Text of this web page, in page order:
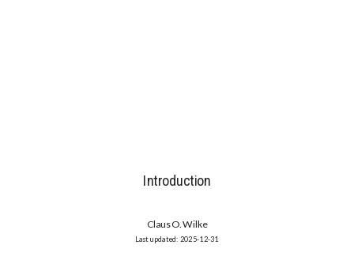
Introduction
Claus O. Wilke
2025-12-31